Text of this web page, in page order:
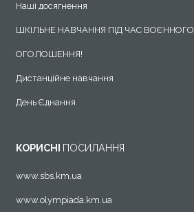
Наші досягнення
ШКІЛЬНЕ НАВЧАННЯ ПІД ЧАС
ОГОЛОШЕННЯ!
Дистанційне навчання
День Єднання
КОРИСНІ ПОСИЛАННЯ
www.sbs.km.ua
www.olympiada.km.ua